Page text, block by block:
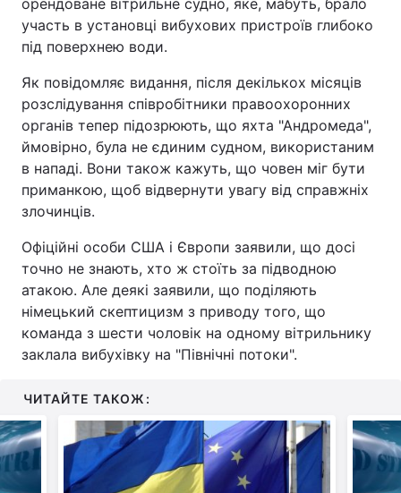
участь в установці вибухових пристроїв глибоко
під поверхнею води.
Як повідомляє видання, після декількох місяців
розслідування співробітники правоохоронних
органів тепер підозрюють, що яхта "Андромеда",
ймовірно, була не єдиним судном, використаним
в нападі. Вони також кажуть, що човен міг бути
приманкою, щоб відвернути увагу від справжніх
злочинців.
Офіційні особи США і Європи заявили, що досі
точно не знають, хто ж стоїть за підводною
атакою. Але деякі заявили, що поділяють
німецький скептицизм з приводу того, що
команда з шести чоловік на одному вітрильнику
заклала вибухівку на "Північні потоки".
ЧИТАЙТЕ ТАКОЖ: